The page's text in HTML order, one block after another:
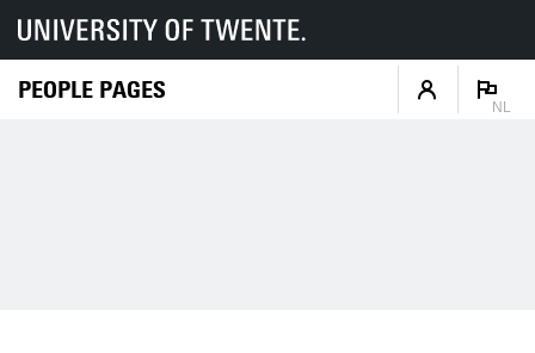
PEOPLE PAGES
NL